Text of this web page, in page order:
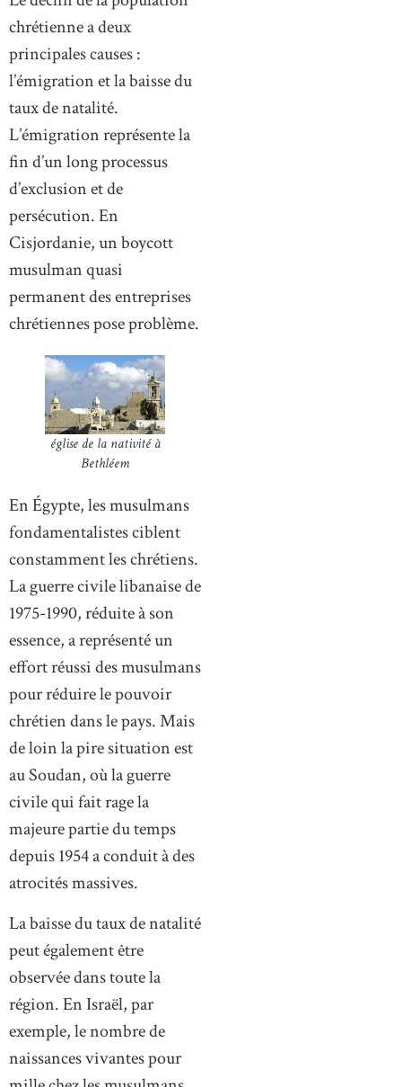
chrétienne a deux
principales causes :
l’émigration et la baisse du
taux de natalité.
L’émigration représente la
fin d’un long processus
d’exclusion et de
persécution. En
Cisjordanie, un boycott
musulman quasi
permanent des entreprises
chrétiennes pose problème.
église de la nativité à
Bethléem
En Égypte, les musulmans
fondamentalistes ciblent
constamment les chrétiens.
La guerre civile libanaise de
1975-1990, réduite à son
essence, a représenté un
effort réussi des musulmans
pour réduire le pouvoir
chrétien dans le pays. Mais
de loin la pire situation est
au Soudan, où la guerre
civile qui fait rage la
majeure partie du temps
depuis 1954 a conduit à des
atrocités massives.
La baisse du taux de natalité
peut également être
observée dans toute la
région. En Israël, par
exemple, le nombre de
naissances vivantes pour